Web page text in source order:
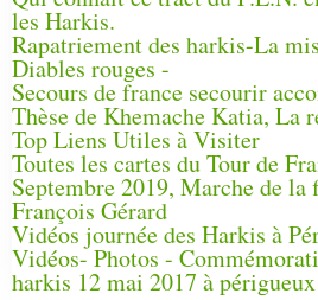
les Harkis.
Rapatriement des harkis-La
Diables rouges -
Secours de france secourir
Thèse de Khemache Katia, La
Top Liens Utiles à Visiter
Toutes les cartes du Tour de
Septembre 2019, Marche de
François Gérard
Vidéos journée des Harkis à
Vidéos- Photos -
harkis 12 mai 2017 à